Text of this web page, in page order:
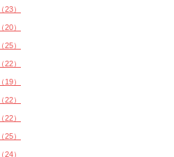
23）
20）
25）
22）
19）
22）
22）
25）
24）